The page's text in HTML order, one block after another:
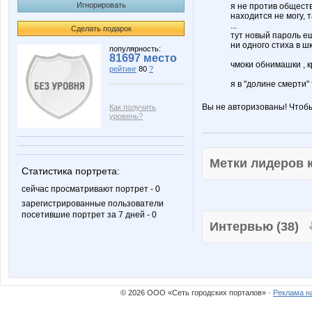
Игнорировать
Сделать подарок
популярность:
81697 место
рейтинг 80 ?
Как получить
уровень?
Статистика портрета:
сейчас просматривают портрет - 0
зарегистрированные пользователи
посетившие портрет за 7 дней - 0
я не против
находится не могу,
...
тут новый пароль
ни одного стиха в
чмоки обнимашки ,
я в "долине
Вы не авторизованы!
Метки
Интервью (38)
© 2026 ООО «Сеть городских порталов» · Реклама